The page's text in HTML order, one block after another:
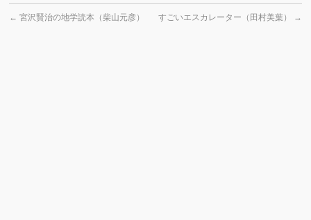
← 宮沢賢治の地学読本（柴山元彦） すごいエスカレーター（田村美葉） →